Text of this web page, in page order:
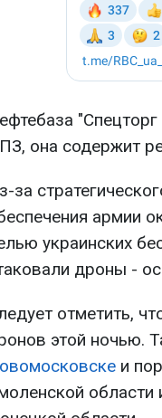
она содержит
за
армии
украинских
дроны -
отметить,
этой ночью.
и
области